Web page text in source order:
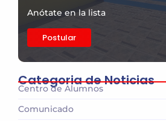
Anótate en la lista
Postular
Categoria de Noticias
Centro de Alumnos
Comunicado